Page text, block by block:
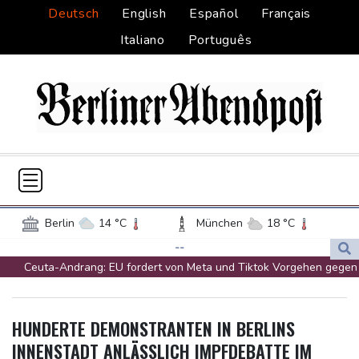
Deutsch English Español
Français
Italiano
Português
Berlin 14 °C München
18 °C
Frankfurt am Main
19 °C
Köln
16 °C Kiel
12 °C
--
Ceuta-Andrang: EU fordert von Meta und Tiktok Vorgehen gegen
vereidigt
HUNDERTE DEMONSTRANTEN IN BERLINS
INNENSTADT ANLÄSSLICH IMPFDEBATTE IM